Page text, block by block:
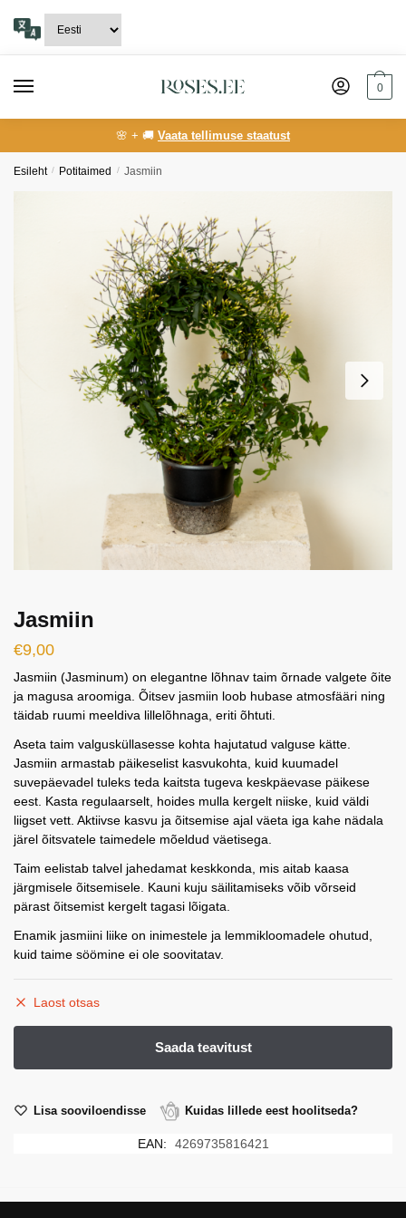
navigation
content
0
🌸 + 🚚 Vaata tellimuse staatust
Esileht / Potitaimed / Jasmiin
Jasmiin
€9,00
Jasmiin (Jasminum) on elegantne lõhnav taim õrnade valgete õite
ja magusa aroomiga. Õitsev jasmiin loob hubase atmosfääri ning
täidab ruumi meeldiva lillelõhnaga, eriti õhtuti.
Aseta taim valgusküllasesse kohta hajutatud valguse kätte.
Jasmiin armastab päikeselist kasvukohta, kuid kuumadel
suvepäevadel tuleks teda kaitsta tugeva keskpäevase päikese
eest. Kasta regulaarselt, hoides mulla kergelt niiske, kuid väldi
liigset vett. Aktiivse kasvu ja õitsemise ajal väeta iga kahe nädala
järel õitsvatele taimedele mõeldud väetisega.
Taim eelistab talvel jahedamat keskkonda, mis aitab kaasa
järgmisele õitsemisele. Kauni kuju säilitamiseks võib võrseid
pärast õitsemist kergelt tagasi lõigata.
Enamik jasmiini liike on inimestele ja lemmikloomadele ohutud,
kuid taime söömine ei ole soovitatav.
Laost otsas
Lisa sooviloendisse Kuidas lillede eest hoolitseda?
EAN: 4269735816421